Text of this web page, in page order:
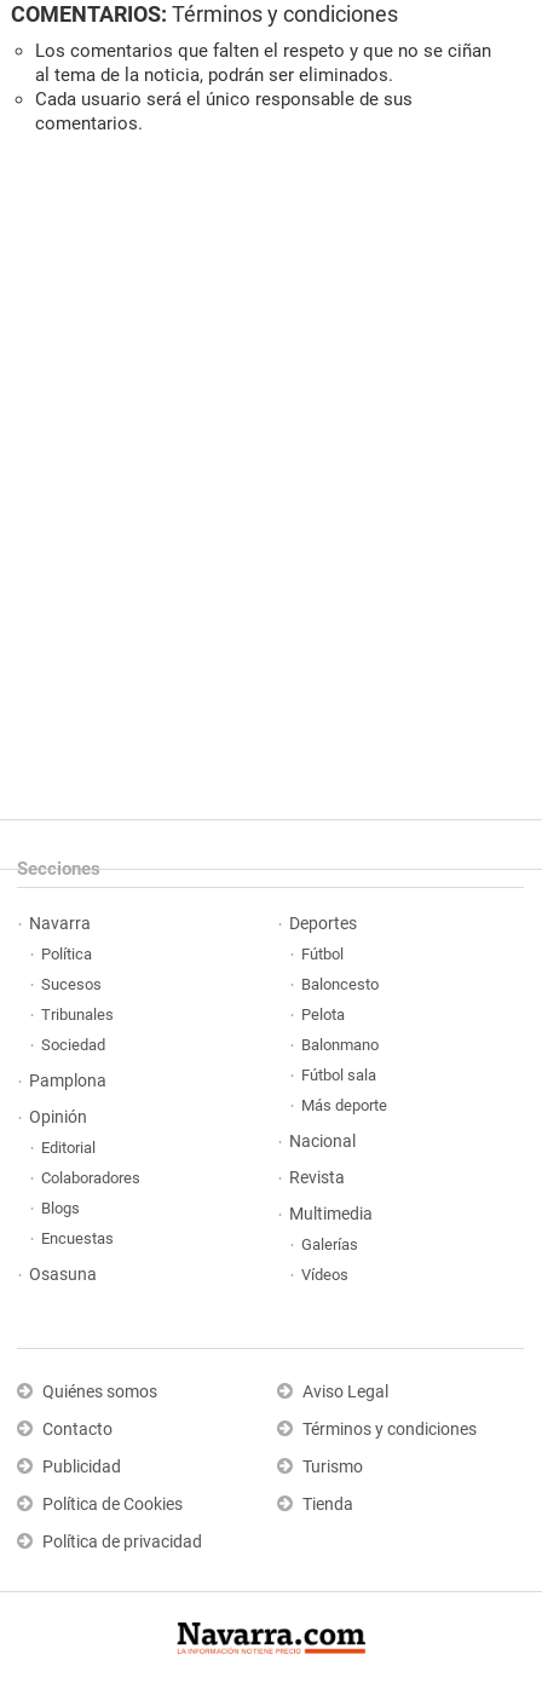
COMENTARIOS: Términos y condiciones
Los comentarios que falten el respeto y que no se ciñan
al tema de la noticia, podrán ser eliminados.
Cada usuario será el único responsable de sus
comentarios.
Secciones
Navarra
Política
Sucesos
Tribunales
Sociedad
Pamplona
Opinión
Editorial
Colaboradores
Blogs
Encuestas
Osasuna
Deportes
Fútbol
Baloncesto
Pelota
Balonmano
Fútbol sala
Más deporte
Nacional
Revista
Multimedia
Galerías
Vídeos
Quiénes somos
Contacto
Publicidad
Política de Cookies
Política de privacidad
Aviso Legal
Términos y condiciones
Turismo
Tienda